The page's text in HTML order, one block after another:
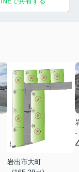
岩出市大町
-